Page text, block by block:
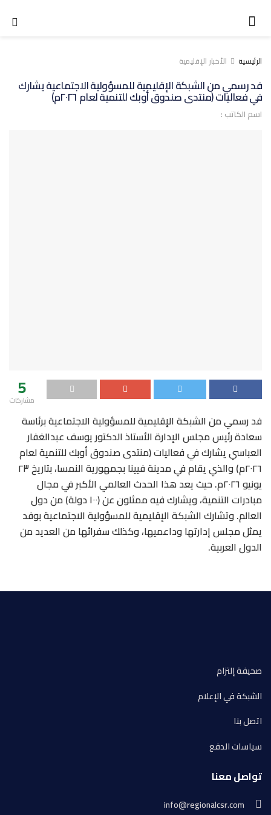
الرئيسية الأخبار الإقليمية
فد رسمي من الشبكة الإقليمية للمسؤولية الاجتماعية يشارك
في فعاليات (منتدى صندوق أوبك للتنمية لعام ٢٠٢٦م)
اسم الكاتب :
5
مشاركات
فد رسمي من الشبكة الإقليمية للمسؤولية الاجتماعية برئاسة
سعادة رئيس مجلس الإدارة الأستاذ الدكتور يوسف عبدالغفار
العباسي يشارك في فعاليات (منتدى صندوق أوبك للتنمية لعام
٢٠٢٦م) والذي يقام في مدينة فيينا بجمهورية النمسا، بتاريخ ٢٣
يونيو ٢٠٢٦م. حيث يعد هذا الحدث العالمي الأكبر في مجال
مبادرات التنمية، ويشارك فيه ممثلون عن (١٠٠ دولة) من دول
العالم. وتشارك الشبكة الإقليمية للمسؤولية الاجتماعية بوفد
يمثل مجلس إدارتها وداعميها، وكذلك سفرائها من العديد من
الدول العربية.
صحيفة إلتزام
الشبكة في الإعلام
اتصل بنا
سياسات الدفع
تواصل معنا